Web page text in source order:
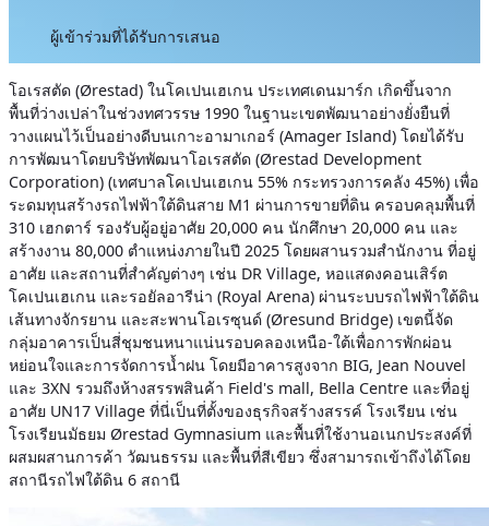
ผู้เข้าร่วมที่ได้รับการเสนอ
โอเรสตัด (Ørestad) ในโคเปนเฮเกน ประเทศเดนมาร์ก เกิดขึ้นจาก
พื้นที่ว่างเปล่าในช่วงทศวรรษ 1990 ในฐานะเขตพัฒนาอย่างยั่งยืนที่
วางแผนไว้เป็นอย่างดีบนเกาะอามาเกอร์ (Amager Island) โดยได้รับ
การพัฒนาโดยบริษัทพัฒนาโอเรสตัด (Ørestad Development
Corporation) (เทศบาลโคเปนเฮเกน 55% กระทรวงการคลัง 45%) เพื่อ
ระดมทุนสร้างรถไฟฟ้าใต้ดินสาย M1 ผ่านการขายที่ดิน ครอบคลุมพื้นที่
310 เฮกตาร์ รองรับผู้อยู่อาศัย 20,000 คน นักศึกษา 20,000 คน และ
สร้างงาน 80,000 ตำแหน่งภายในปี 2025 โดยผสานรวมสำนักงาน ที่อยู่
อาศัย และสถานที่สำคัญต่างๆ เช่น DR Village, หอแสดงคอนเสิร์ต
โคเปนเฮเกน และรอยัลอารีน่า (Royal Arena) ผ่านระบบรถไฟฟ้าใต้ดิน
เส้นทางจักรยาน และสะพานโอเรซุนด์ (Øresund Bridge) เขตนี้จัด
กลุ่มอาคารเป็นสี่ชุมชนหนาแน่นรอบคลองเหนือ-ใต้เพื่อการพักผ่อน
หย่อนใจและการจัดการน้ำฝน โดยมีอาคารสูงจาก BIG, Jean Nouvel
และ 3XN รวมถึงห้างสรรพสินค้า Field's mall, Bella Centre และที่อยู่
อาศัย UN17 Village ที่นี่เป็นที่ตั้งของธุรกิจสร้างสรรค์ โรงเรียน เช่น
โรงเรียนมัธยม Ørestad Gymnasium และพื้นที่ใช้งานอเนกประสงค์ที่
ผสมผสานการค้า วัฒนธรรม และพื้นที่สีเขียว ซึ่งสามารถเข้าถึงได้โดย
สถานีรถไฟใต้ดิน 6 สถานี